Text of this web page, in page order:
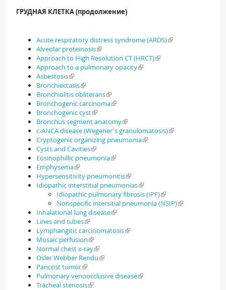
ГРУДНАЯ КЛЕТКА (продолжение)
Acute respiratory distress syndrome (ARDS)
Alveolar proteinosis
Approach to High Resolution CT (HRCT)
Approach to a pulmonary opacity
Asbestosis
Bronchiectasis
Bronchiolitis obliterans
Bronchogenic carcinoma
Bronchogenic cyst
Bronchus segment anatomy
c-ANCA disease (Wegener's granulomatosis)
Cryptogenic organizing pneumonia
Cysts and Cavities
Eosinophillic pneumonia
Emphysema
Hypersensitivity pneumonitis
Idiopathic interstitial pneumonias
Idiopathic pulmonary fibrosis (IPF)
Nonspecific intersitial pneumonia (NSIP)
Inhalational lung disease
Lines and tubes
Lymphangitic carcinomatosis
Mosaic perfusion
Normal chest x-ray
Osler Webber Rendu
Pancost tumor
Pulmonary venoocclusive disease
Tracheal stenosis